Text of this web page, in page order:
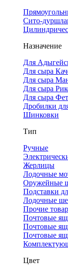
Сито-
Назначение
Для
Для сыра
Для сыра
Для сыра
Для сыра
Дробилки
Шинковки
Тип
Ручные
Жерлицы
Лодочные
Оружейные
Подставки
Лодочные
Прочие
Почтовые
Почтовые
Почтовые
Цвет